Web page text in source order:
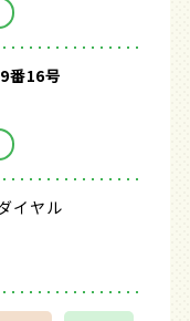
番16号
イヤル